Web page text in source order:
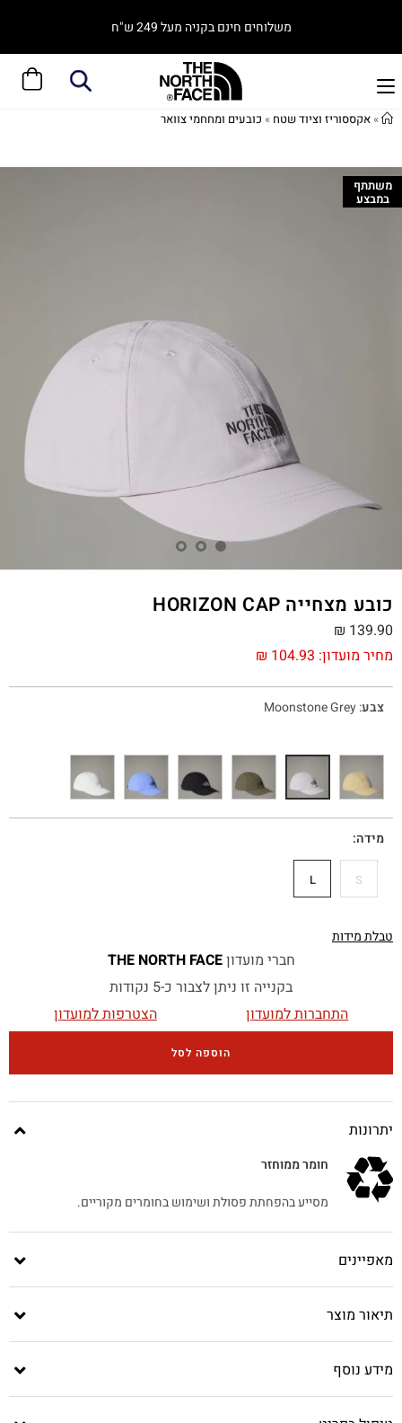
משלוחים חינם בקניה מעל 249 ש"ח
»אקססוריז וציוד שטח » כובעים ומחחמי צוואר
משתתף
במבצע
כובע מצחייה HORIZON CAP
מחיר מועדון: ₪ 104.93
₪ 139.90
צבע:
Moonstone Grey
מידה
S
L
טבלת מידות
חברי מועדוןTHE NORTH FACE
בקנייה זו ניתן לצבור כ-5 נקודות
התחברות למועדון
הצטרפות למועדון
הוספה לסל
יתרונות
חומר ממוחזר
מסייע בהפחתת פסולת ושימוש בחומרים מקוריים.
מאפיינים
תיאור מוצר
מידע נוסף